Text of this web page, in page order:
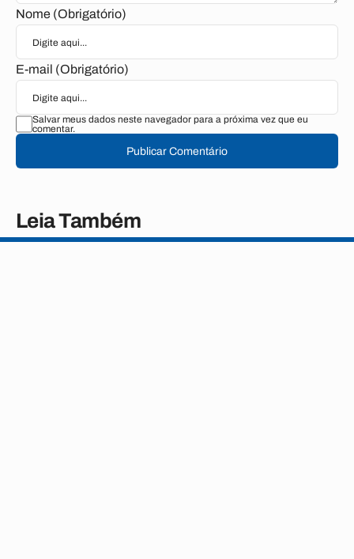
Nome (Obrigatório)
E-mail (Obrigatório)
Salvar meus dados neste navegador para a próxima vez que eu
comentar.
Publicar Comentário
Leia Também